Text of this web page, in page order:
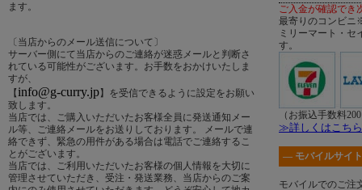
ます。
〔当店からのメール送信について〕
サーバー側にて当店からのご連絡が迷惑メールと判断さ
れている可能性がございます。お手数をおかけいたしま
すが、
【 info@g-curry.jp】を受信できるように設定をお願い
致します。
当店では、ご購入いただいたお客様全員に発送通知メー
ル等、ご連絡メールをお送りしております。 メールで連
絡できず、緊急の用件がある場合は電話でご連絡するこ
とがございます。
当店では、ご利用いただいたお客様の個人情報を大切に
管理させていただき、受注・発送業務、当店からのご案
ご入金が確認でき
最寄りのコンビニ
ミリーマート・セ
す。
（お振込手数料
≫詳しくはこち
― モバイルサイ
モバイルでのご注